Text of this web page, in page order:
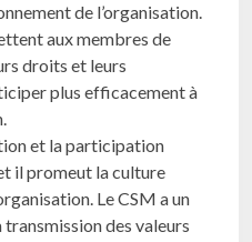
de l’organisation.
aux membres de
droits et leurs
plus efficacement à
et la participation
il promeut la culture
Le CSM a un
des valeurs